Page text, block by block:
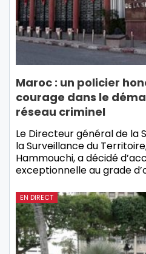
Maroc : un policier
courage dans le
réseau criminel
Le Directeur général de la
la Surveillance du
Hammouchi, a décidé
exceptionnelle au grade
EN DIRECT